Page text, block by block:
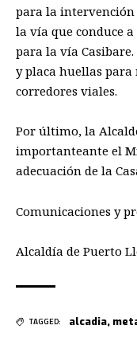
para la intervención
la vía que conduce a
para la vía Casibare.
y placa huellas para
corredores viales.
Por último, la
importanteante el M
adecuación de la
Comunicaciones y
Alcaldía de Puerto
TAGGED: alcadia,